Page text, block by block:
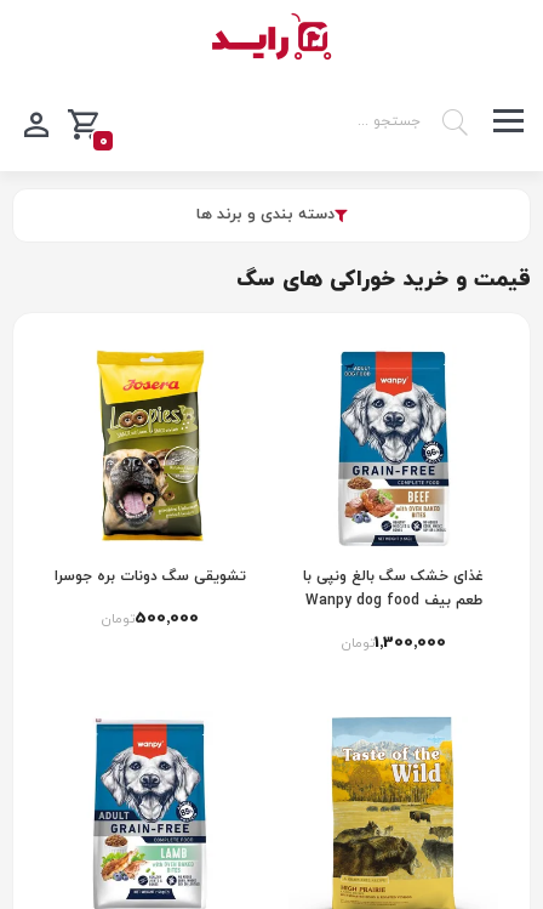
0
دسته بندی و برند ها
قیمت و خرید خوراکی های سگ
غذای خشک سگ بالغ ونپی با
طعم بیف Wanpy dog food
1٬300٬000تومان
تشویقی سگ دونات بره جوسرا
500٬000تومان